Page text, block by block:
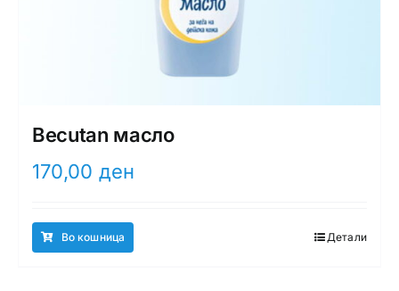
Becutan масло
170,00 ден
Во кошница Детали